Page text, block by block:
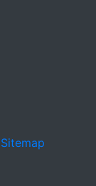
Sitemap